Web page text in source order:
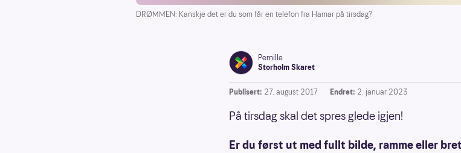
DRØMMEN: Kanskje det er du som får en telefon fra Hamar på tirsdag?
Pernille
Storholm Skaret
Publisert: 27. august 2017 Endret: 2. januar 2023
På tirsdag skal det spres glede igjen!
Er du først ut med fullt bilde, ramme eller